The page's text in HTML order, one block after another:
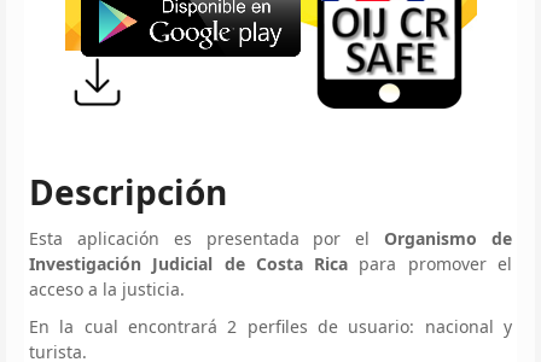
Descripción
Esta aplicación es presentada por el Organismo de
Investigación Judicial de Costa Rica para promover el
acceso a la justicia.
En la cual encontrará 2 perfiles de usuario: nacional y
turista.